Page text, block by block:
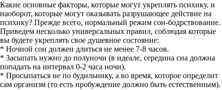
Какие основные факторы, которые могут укреплять психику, и
наоборот, которые могут оказывать разрушающее действие на
психику? Прежде всего, нормальный режим сон-бодрствование.
Приведем несколько универсальных правил, соблюдая которые
вы будете укреплять свое душевное состояние:
* Ночной сон должен длиться не менее 7-8 часов.
* Засыпать нужно до полуночи (в идеале, середина сна должна
попадать на интервал 0-2 часа ночи).
* Просыпаться не по будильнику, а во время, которое определит
сам организм (то есть пробуждение должно быть естественным).